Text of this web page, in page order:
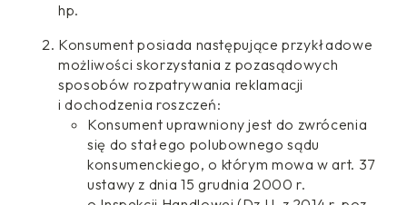
hp.
Konsument posiada następujące przykładowe
możliwości skorzystania z pozasądowych
sposobów rozpatrywania reklamacji
i dochodzenia roszczeń:
Konsument uprawniony jest do zwrócenia
się do stałego polubownego sądu
konsumenckiego, o którym mowa w art. 37
ustawy z dnia 15 grudnia 2000 r.